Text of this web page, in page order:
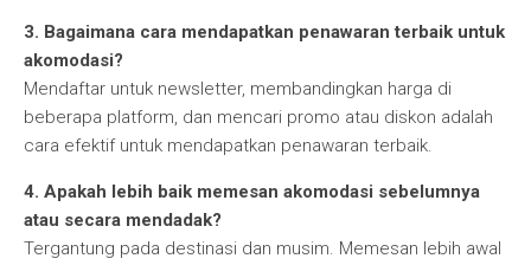
3. Bagaimana cara mendapatkan penawaran terbaik untuk
akomodasi?
Mendaftar untuk newsletter, membandingkan harga di
beberapa platform, dan mencari promo atau diskon adalah
cara efektif untuk mendapatkan penawaran terbaik.
4. Apakah lebih baik memesan akomodasi sebelumnya
atau secara mendadak?
Tergantung pada destinasi dan musim. Memesan lebih awal